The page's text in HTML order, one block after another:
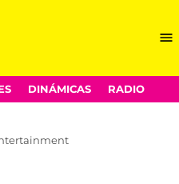
DINÁMICAS RADIO